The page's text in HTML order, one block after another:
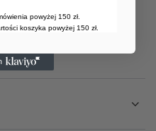
powyżej 150 zł.
koszyka powyżej 150 zł.